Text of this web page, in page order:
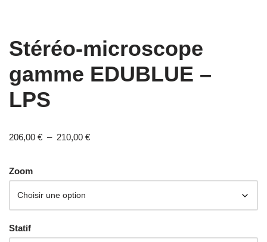
Stéréo-microscope
gamme EDUBLUE –
LPS
206,00 € – 210,00 €
Zoom
Statif